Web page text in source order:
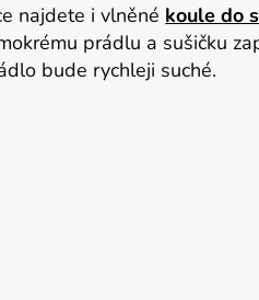
najdete i vlněné koule do
prádlu a sušičku
bude rychleji suché.